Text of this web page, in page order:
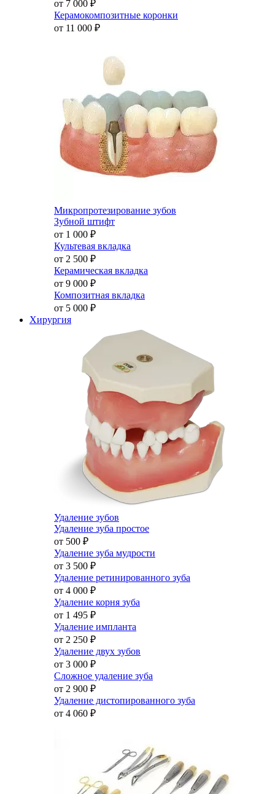
от 7 000 ₽
Керамокомпозитные коронки
от 11 000 ₽
Микропротезирование зубов
Зубной штифт
от 1 000 ₽
Культевая вкладка
от 2 500 ₽
Керамическая вкладка
от 9 000 ₽
Композитная вкладка
от 5 000 ₽
Хирургия
Удаление зубов
Удаление зуба простое
от 500 ₽
Удаление зуба мудрости
от 3 500 ₽
Удаление ретинированного зуба
от 4 000 ₽
Удаление корня зуба
от 1 495 ₽
Удаление импланта
от 2 250 ₽
Удаление двух зубов
от 3 000 ₽
Сложное удаление зуба
от 2 900 ₽
Удаление дистопированного зуба
от 4 060 ₽